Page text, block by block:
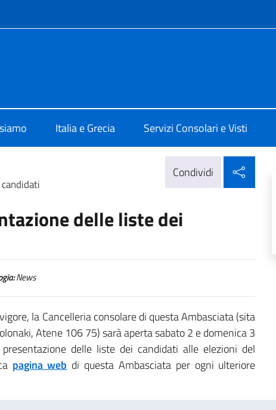
Italia e Grecia Servizi Consolari e Visti
Condividi
delle liste dei
News
la Cancelleria consolare di questa Ambasciata (sita
Atene 106 75) sarà aperta sabato 2 e domenica 3
delle liste dei candidati alle elezioni del
pagina web di questa Ambasciata per ogni ulteriore